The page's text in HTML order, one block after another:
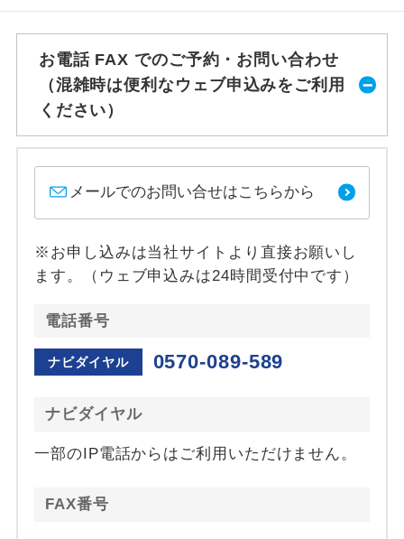
お電話 FAX でのご予約・お問い合わせ
（混雑時は便利なウェブ申込みをご利用
ください）
メールでのお問い合せはこちらから
※お申し込みは当社サイトより直接お願いし
ます。（ウェブ申込みは24時間受付中です）
電話番号
ナビダイヤル 0570-089-589
ナビダイヤル
一部のIP電話からはご利用いただけません。
FAX番号